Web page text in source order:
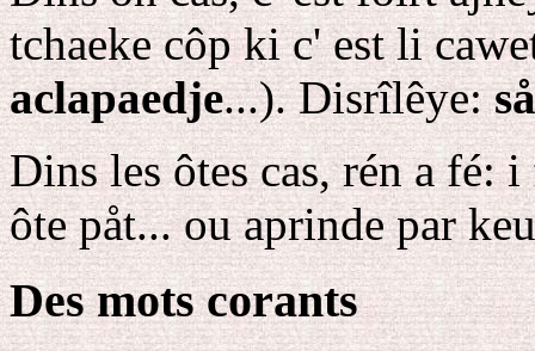
tchaeke côp ki c' est li
aclapaedje...). Disrîlêye:
Dins les ôtes cas, rén a fé:
ôte påt... ou aprinde par
Des mots corants